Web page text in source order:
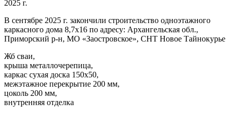
2025 г.
В сентябре 2025 г. закончили строительство одноэтажного
каркасного дома 8,7х16 по адресу: Архангельская обл.,
Приморский р-н, МО «Заостровское», СНТ Новое Тайнокурье
Жб сваи,
крыша металлочерепица,
каркас сухая доска 150х50,
межэтажное перекрытие 200 мм,
цоколь 200 мм,
внутренняя отделка